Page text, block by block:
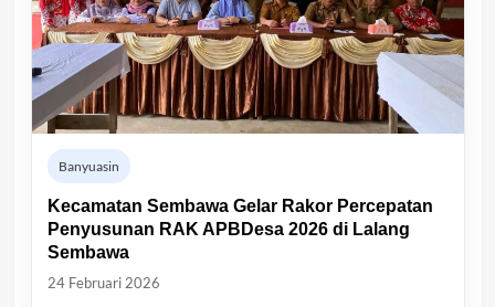
Banyuasin
Kecamatan Sembawa Gelar Rakor Percepatan
Penyusunan RAK APBDesa 2026 di Lalang
Sembawa
24 Februari 2026